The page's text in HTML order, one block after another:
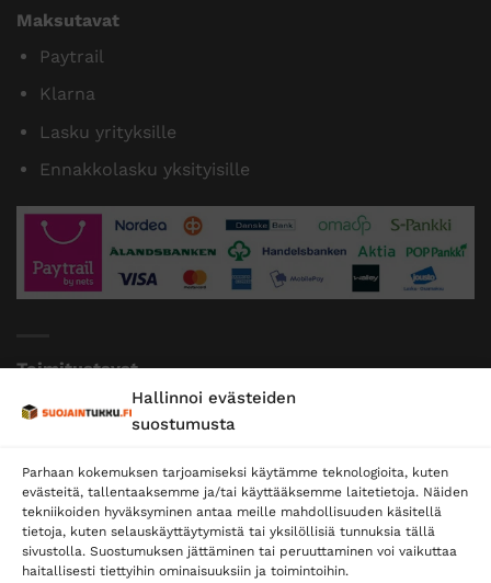
Hallinnoi evästeiden
suostumusta
Parhaan kokemuksen tarjoamiseksi käytämme teknologioita, kuten
evästeitä, tallentaaksemme ja/tai käyttääksemme laitetietoja. Näiden
tekniikoiden hyväksyminen antaa meille mahdollisuuden käsitellä
tietoja, kuten selauskäyttäytymistä tai yksilöllisiä tunnuksia tällä
sivustolla. Suostumuksen jättäminen tai peruuttaminen voi vaikuttaa
haitallisesti tiettyihin ominaisuuksiin ja toimintoihin.
Maksutavat
Paytrail
Klarna
Lasku yrityksille
Ennakkolasku yksityisille
Toimitustavat
Posti
Postnord
Tilaa uutiskirje ja saat erikoisalennuksia